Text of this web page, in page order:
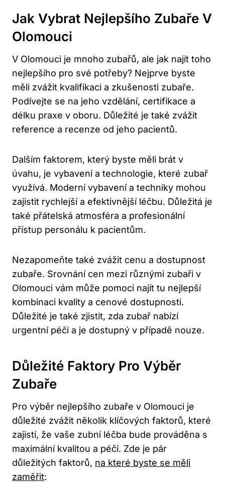
Jak Vybrat Nejlepšího Zubaře V
Olomouci
V Olomouci je mnoho zubařů, ale jak najít toho
nejlepšího pro své potřeby? Nejprve byste
měli zvážit kvalifikaci a zkušenosti zubaře.
Podívejte se na jeho vzdělání, certifikace a
délku praxe v oboru. Důležité je také zvážit
reference a recenze od jeho pacientů.
Dalším faktorem, který byste měli brát v
úvahu, je vybavení a technologie, které zubař
využívá. Moderní vybavení a techniky mohou
zajistit rychlejší a efektivnější léčbu. Důležitá je
také přátelská atmosféra a profesionální
přístup personálu k pacientům.
Nezapomeňte také zvážit cenu a dostupnost
zubaře. Srovnání cen mezi různými zubaři v
Olomouci vám může pomoci najít tu nejlepší
kombinaci kvality a cenové dostupnosti.
Důležité je také zjistit, zda zubař nabízí
urgentní péči a je dostupný v případě nouze.
Důležité Faktory Pro Výběr
Zubaře
Pro výběr nejlepšího zubaře v Olomouci je
důležité zvážit několik klíčových faktorů, které
zajistí, že vaše zubní léčba bude prováděna s
maximální kvalitou a péčí. Zde je pár
důležitých faktorů, na které byste se měli
zaměřit: